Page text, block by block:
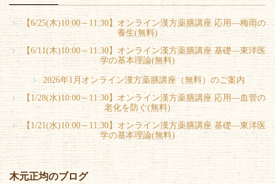
【6/25(木)10:00～11:30】オンライン漢方薬膳講座 応用―梅雨の
養生(無料)
【6/11(木)10:00～11:30】オンライン漢方薬膳講座 基礎―東洋医
学の基本理論(無料)
2026年1月オンライン漢方薬膳講座（無料）のご案内
【1/28(水)10:00～11:30】オンライン漢方薬膳講座 応用―血管の
老化を防ぐ(無料)
【1/21(水)10:00～11:30】オンライン漢方薬膳講座 基礎―東洋医
学の基本理論(無料)
木元正均のブログ